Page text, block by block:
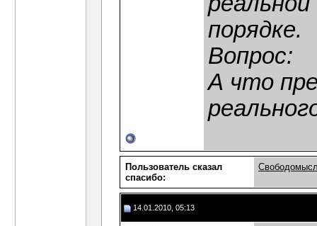
порядке.
Вопрос:
А что
Пользователь сказал
cпасибо:
14.01.2010, 05:13